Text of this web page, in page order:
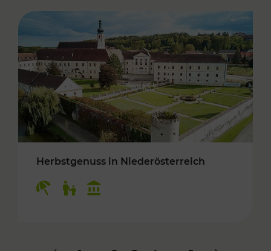
Herbstgenuss in Niederösterreich